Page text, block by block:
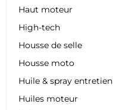
Haut moteur
High-tech
Housse de selle
Housse moto
Huile & spray entretien
Huiles moteur